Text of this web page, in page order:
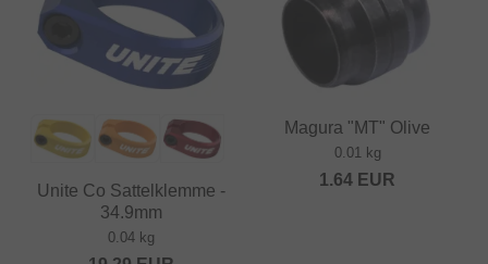
Unite Co Sattelklemme -
34.9mm
0.04 kg
Magura "MT" Olive
0.01 kg
1.64 EUR